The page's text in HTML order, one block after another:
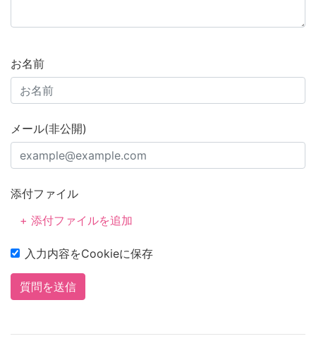
お名前
メール(非公開)
添付ファイル
+ 添付ファイルを追加
入力内容をCookieに保存
質問を送信